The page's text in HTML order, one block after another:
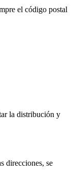
el código postal
la distribución y
direcciones, se